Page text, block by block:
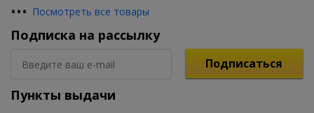
••• Посмотреть все товары
Подписка на рассылку
Подписаться
Пункты выдачи